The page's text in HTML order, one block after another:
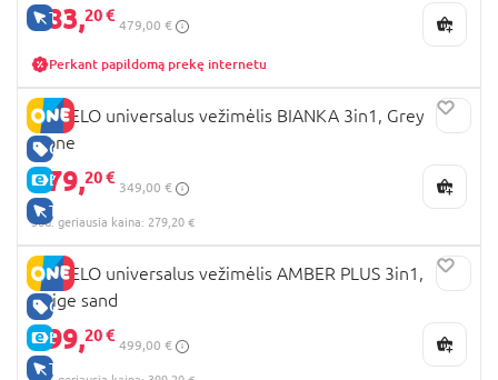
TIK INTERNETU
383,20 €
479,00 €
Perkant papildomą prekę internetu
GERA KAINA
E-KAINA
TIK INTERNETU
LIONELO universalus vežimėlis BIANKA 3in1, Grey
stone
279,20 €
349,00 €
30d. geriausia kaina: 279,20 €
GERA KAINA
E-KAINA
TIK INTERNETU
LIONELO universalus vežimėlis AMBER PLUS 3in1,
Beige sand
399,20 €
499,00 €